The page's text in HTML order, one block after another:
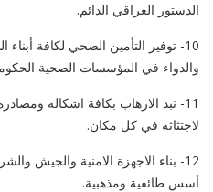
الدستور العراقي الدائم.
10- توفير التأمين الصحي لكافة
والدواء في المؤسسات الصحية
11- نبذ الارهاب بكافة اشكاله
لاجتثاثه في كل مكان.
12- بناء الاجهزة الامنية
أسس طائفية ومذهبية.